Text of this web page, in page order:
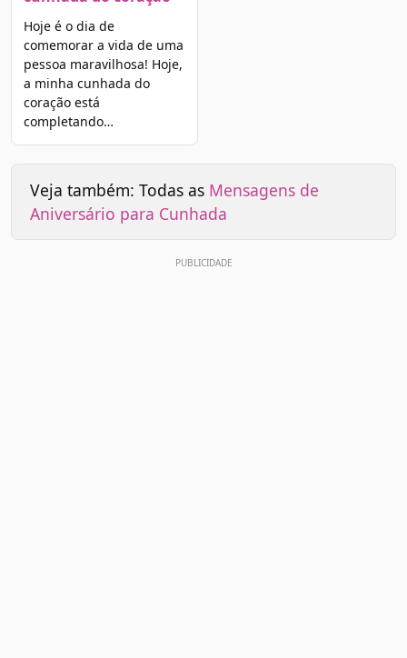
Hoje é o dia de
comemorar a vida de uma
pessoa maravilhosa! Hoje,
a minha cunhada do
coração está
completando…
Veja também: Todas as Mensagens de
Aniversário para Cunhada